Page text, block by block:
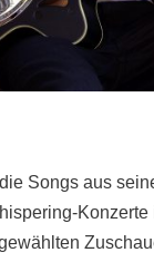
Songs aus